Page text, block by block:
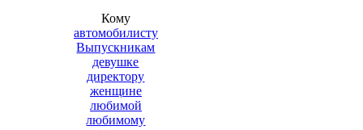
Кому
автомобилисту
Выпускникам
девушке
директору
женщине
любимой
любимому